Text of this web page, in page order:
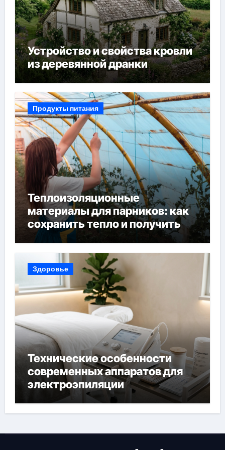
Устройство и свойства кровли
из деревянной дранки
Продукты питания
Теплоизоляционные
материалы для парников: как
сохранить тепло и получить
богатый урожай
Здоровье
Технические особенности
современных аппаратов для
электроэпиляции